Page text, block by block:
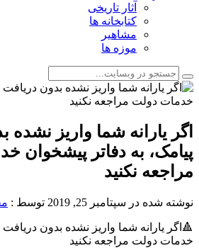
آثار تاریخی
کتابخانه ها
مشاهیر
موزه ها
اگر یارانه شما واریز نشده
پیامک، به دفاتر پیشخوان
مراجعه نکنید
نوشته شده در سپتامبر 25, 2019 توسط :
🔺اگر یارانه شما واریز نشده بدون دریافت
خدمات دولت مراجعه نکنید